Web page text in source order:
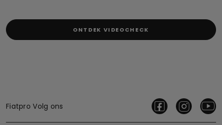
ONTDEK VIDEOCHECK
Fiatpro Volg ons